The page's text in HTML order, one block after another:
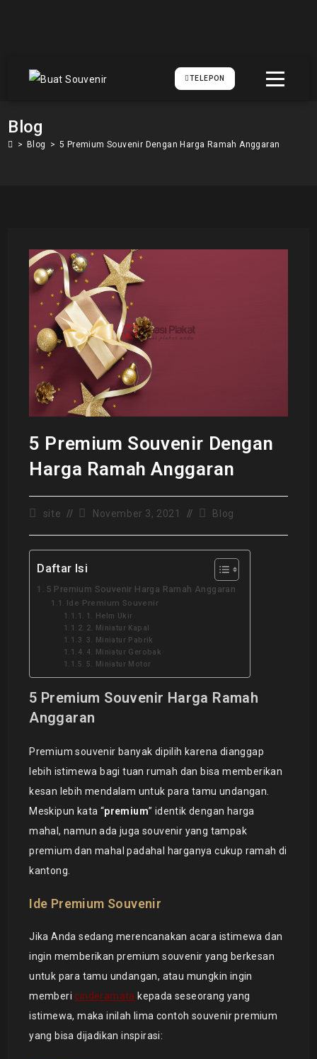
TELEPON
Blog
> Blog > 5 Premium Souvenir Dengan Harga Ramah Anggaran
5 Premium Souvenir Dengan
Harga Ramah Anggaran
site November 3, 2021 Blog
Daftar Isi
5 Premium Souvenir Harga Ramah Anggaran
Ide Premium Souvenir
1. Helm Ukir
2. Miniatur Kapal
3. Miniatur Pabrik
4. Miniatur Gerobak
5. Miniatur Motor
5 Premium Souvenir Harga Ramah
Anggaran
Premium souvenir banyak dipilih karena dianggap
lebih istimewa bagi tuan rumah dan bisa memberikan
kesan lebih mendalam untuk para tamu undangan.
Meskipun kata “premium” identik dengan harga
mahal, namun ada juga souvenir yang tampak
premium dan mahal padahal harganya cukup ramah di
kantong.
Ide Premium Souvenir
Jika Anda sedang merencanakan acara istimewa dan
ingin memberikan premium souvenir yang berkesan
untuk para tamu undangan, atau mungkin ingin
memberi cinderamata kepada seseorang yang
istimewa, maka inilah lima contoh souvenir premium
yang bisa dijadikan inspirasi: